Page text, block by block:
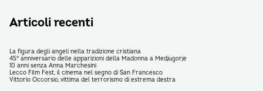
Articoli recenti
La figura degli angeli nella tradizione cristiana
45° anniversario delle apparizioni della Madonna a Medjugorje
10 anni senza Anna Marchesini
Lecco Film Fest, il cinema nel segno di San Francesco
Vittorio Occorsio, vittima del terrorismo di estrema destra